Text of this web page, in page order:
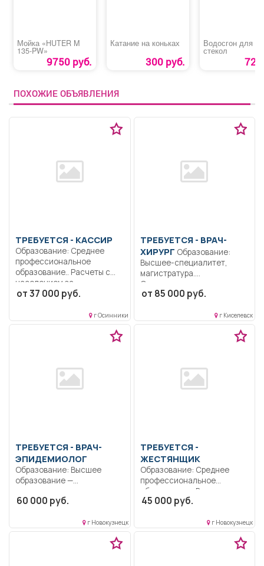
Мойка «HUTER M
135-PW»
9750 руб.
Катание на коньках
300 руб.
Водосгон для
стекол
72
ПОХОЖИЕ ОБЪЯВЛЕНИЯ
ТРЕБУЕТСЯ - КАССИР
Образование: Среднее
профессиональное
образование.. Расчеты с
населением за
коммунальные...
от 37 000 руб.
г Осинники
ТРЕБУЕТСЯ - ВРАЧ-
ХИРУРГ
Высшее-специалитет,
магистратура.
Ответственность.
Дисциплинированность..
обязанностей согласно
должностной...
от 85 000 руб.
г Киселевск
ТРЕБУЕТСЯ - ВРАЧ-
ЭПИДЕМИОЛОГ
Образование: Высшее
образование —
магистратура..
60 000 руб.
г Новокузнецк
ТРЕБУЕТСЯ -
ЖЕСТЯНЩИК
Образование: Среднее
профессиональное
образование.. Выполнение
кузовного ремонта
45 000 руб.
г Новокузнецк